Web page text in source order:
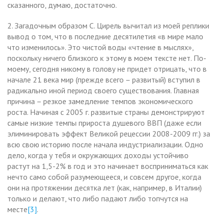
сказанного, думаю, достаточно.
2. Загадочным образом С. Цирель вычитал из моей реплики
вывод о том, что в последние десятилетия «в мире мало
что изменилось». Это чистой воды «чтение в мыслях»,
поскольку ничего близкого к этому в моем тексте нет. По-
моему, сегодня никому в голову не придет отрицать, что в
начале 21 века мир (прежде всего – развитый) вступил в
радикально иной период своего существования. Главная
причина – резкое замедление темпов экономического
роста. Начиная с 2005 г. развитые страны демонстрируют
самые низкие темпы прироста душевого ВВП (даже если
элиминировать эффект Великой рецессии 2008-2009 гг.) за
всю свою историю после начала индустриализации. Одно
дело, когда у тебя и окружающих доходы устойчиво
растут на 1,5-2% в год и это начинает восприниматься как
нечто само собой разумеющееся, и совсем другое, когда
они на протяжении десятка лет (как, например, в Италии)
только и делают, что либо падают либо топчутся на
месте[3].